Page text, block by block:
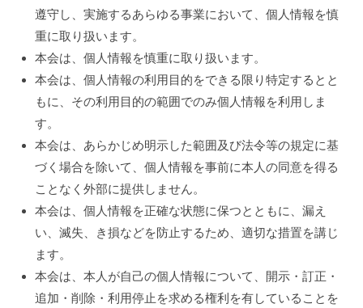
い
家
バ
シ
ー
シ
月
市
遵守し、実施するあらゆる事業において、個人情報を慎
重に取り扱います。
本会は、個人情報を慎重に取り扱います。
本会は、個人情報の利用目的をできる限り特定するとと
もに、その利用目的の範囲でのみ個人情報を利用しま
す。
本会は、あらかじめ明示した範囲及び法令等の規定に基
づく場合を除いて、個人情報を事前に本人の同意を得る
ことなく外部に提供しません。
本会は、個人情報を正確な状態に保つとともに、漏え
い、滅失、き損などを防止するため、適切な措置を講じ
ます。
本会は、本人が自己の個人情報について、開示・訂正・
追加・削除・利用停止を求める権利を有していることを